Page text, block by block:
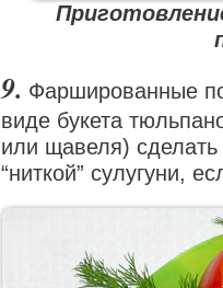
Фаршированные
виде букета
или щавеля) сделать
“ниткой” сулугуни,